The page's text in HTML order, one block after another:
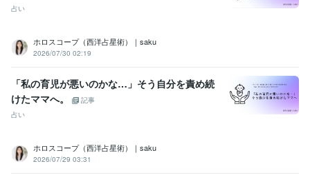
占い
ホロスコープ（西洋占星術）｜saku
2026/07/30 02:19
「私の育児が悪いのかな…」そう自分を責め続
けたママへ。
記事
占い
ホロスコープ（西洋占星術）｜saku
2026/07/29 03:31